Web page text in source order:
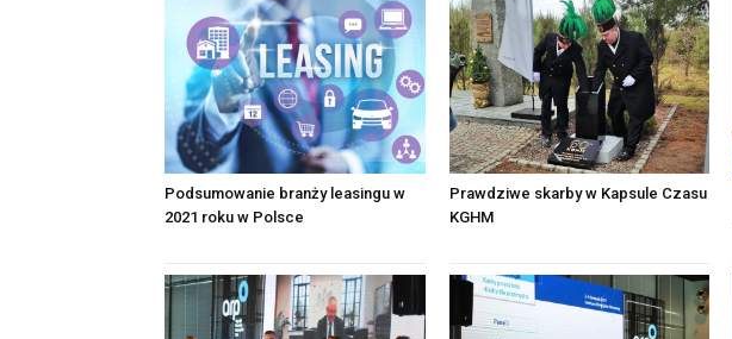
Podsumowanie branży leasingu w
2021 roku w Polsce
Prawdziwe skarby w Kapsule Czasu
KGHM